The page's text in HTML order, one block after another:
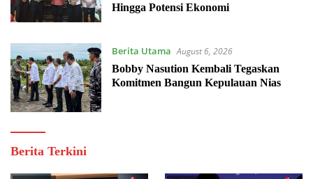
Hingga Potensi Ekonomi
Berita Utama August 6, 2026
Bobby Nasution Kembali Tegaskan
Komitmen Bangun Kepulauan Nias
Berita Terkini